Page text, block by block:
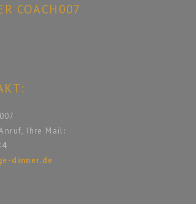
COACH007
Ihre Mail:
dinner.de